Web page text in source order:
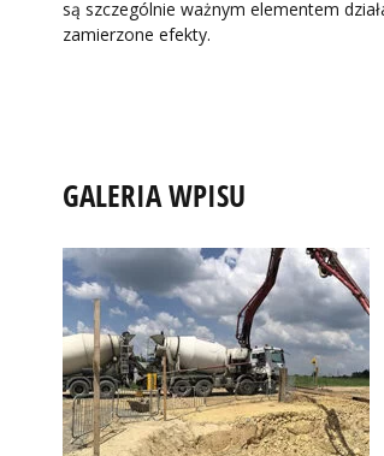
są szczególnie ważnym elementem
zamierzone efekty.
GALERIA WPISU